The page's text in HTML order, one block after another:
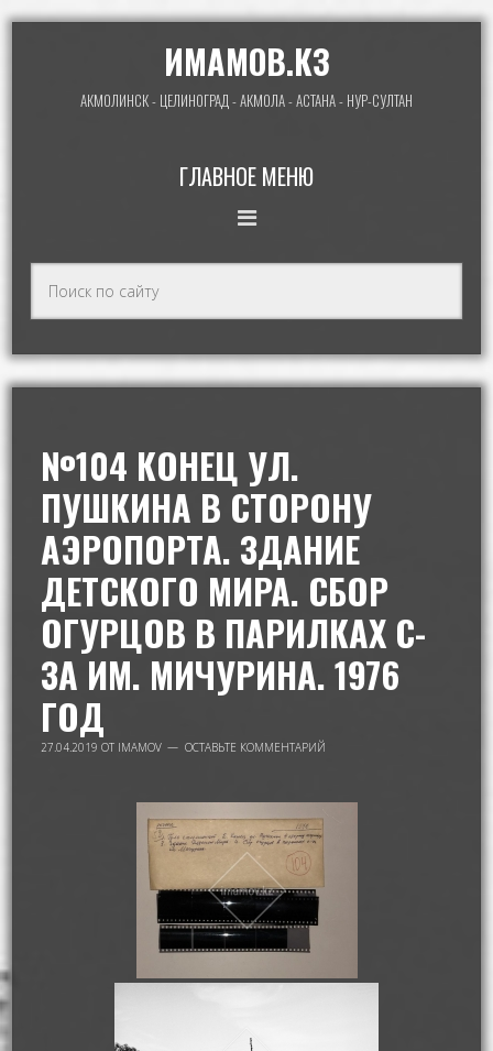
ИМАМОВ.КЗ
АКМОЛИНСК - ЦЕЛИНОГРАД - АКМОЛА - АСТАНА - НУР-СУЛТАН
ГЛАВНОЕ МЕНЮ
№104 КОНЕЦ УЛ.
ПУШКИНА В СТОРОНУ
АЭРОПОРТА. ЗДАНИЕ
ДЕТСКОГО МИРА. СБОР
ОГУРЦОВ В ПАРИЛКАХ С-
ЗА ИМ. МИЧУРИНА. 1976
ГОД
27.04.2019 ОТ IMAMOV ОСТАВЬТЕ КОММЕНТАРИЙ